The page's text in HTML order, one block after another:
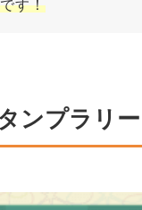
す！
ンプラリー